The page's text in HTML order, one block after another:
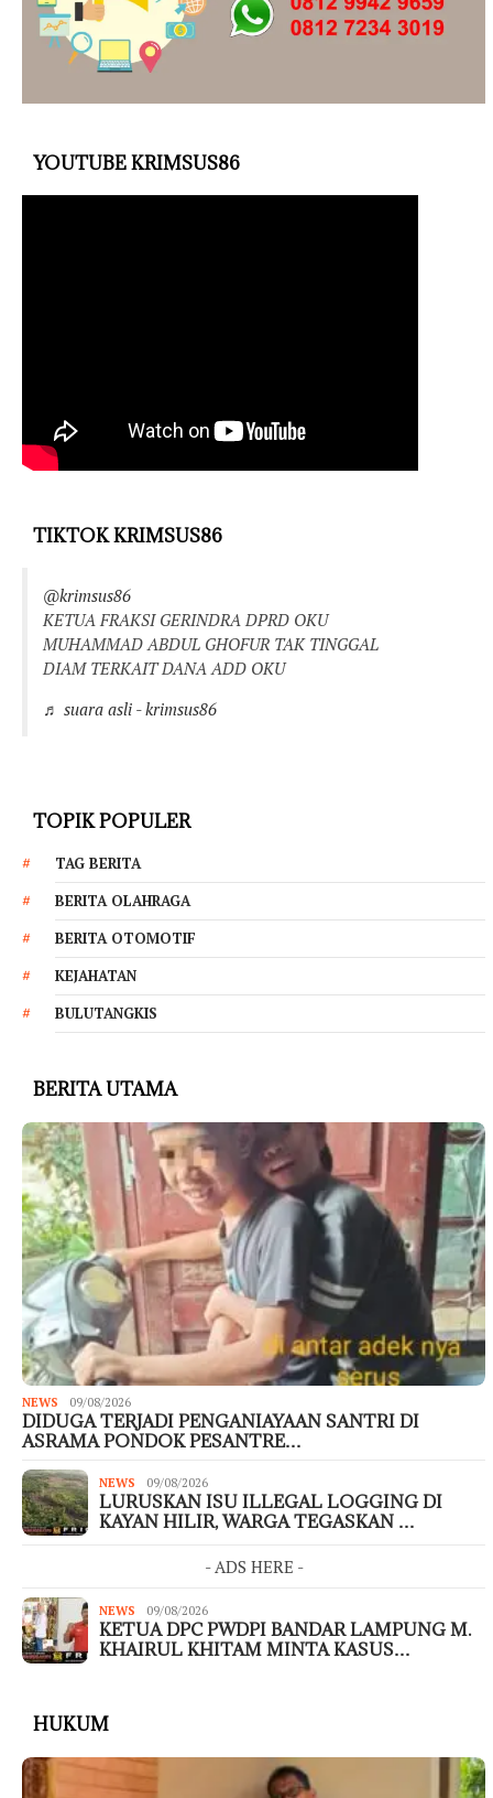
YOUTUBE KRIMSUS86
TIKTOK KRIMSUS86
@krimsus86
KETUA FRAKSI GERINDRA DPRD OKU
MUHAMMAD ABDUL GHOFUR TAK TINGGAL
DIAM TERKAIT DANA ADD OKU
♬ suara asli - krimsus86
TOPIK POPULER
TAG BERITA
BERITA OLAHRAGA
BERITA OTOMOTIF
KEJAHATAN
BULUTANGKIS
BERITA UTAMA
NEWS 09/08/2026
DIDUGA TERJADI PENGANIAYAAN SANTRI DI
ASRAMA PONDOK PESANTRE…
NEWS 09/08/2026
LURUSKAN ISU ILLEGAL LOGGING DI
KAYAN HILIR, WARGA TEGASKAN …
- ADS HERE -
NEWS 09/08/2026
KETUA DPC PWDPI BANDAR LAMPUNG M.
KHAIRUL KHITAM MINTA KASUS…
HUKUM